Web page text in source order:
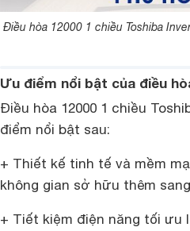
Điều hòa 12000 1 chiều Toshiba
Ưu điểm nổi bật của điều
Điều hòa 12000 1 chiều
điểm nổi bật sau:
+ Thiết kế tinh tế và mềm
không gian sở hữu thêm
+ Tiết kiệm điện năng tối ưu